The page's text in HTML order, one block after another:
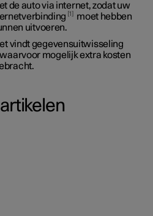
de auto via internet, zodat uw
1
moet hebben
uitvoeren.
vindt gegevensuitwisseling
mogelijk extra kosten